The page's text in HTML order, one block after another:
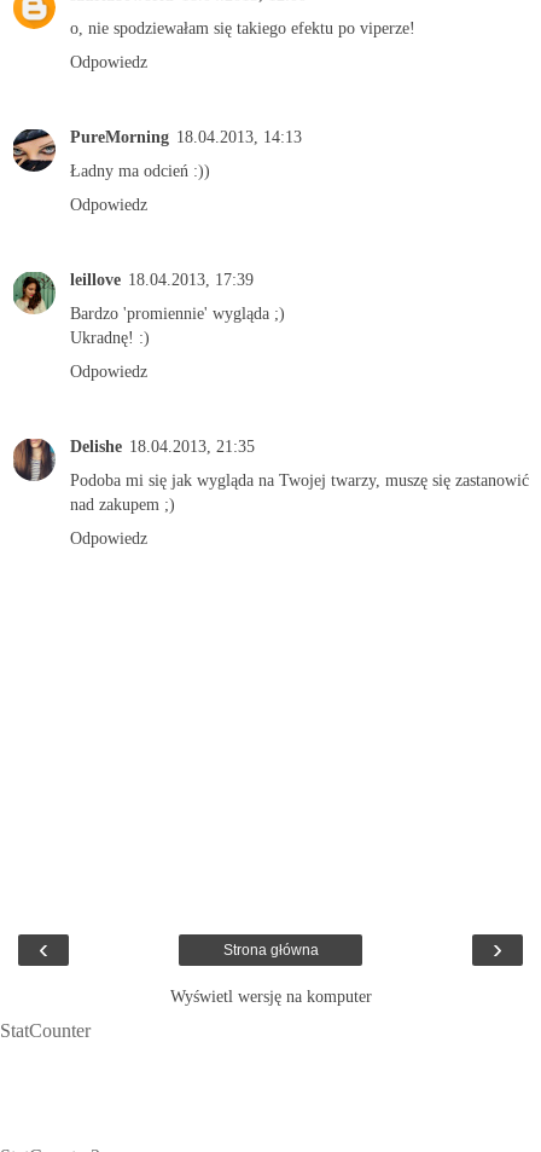
o, nie spodziewałam się takiego efektu po viperze!
Odpowiedz
PureMorning 18.04.2013, 14:13
Ładny ma odcień :))
Odpowiedz
leillove 18.04.2013, 17:39
Bardzo 'promiennie' wygląda ;)
Ukradnę! :)
Odpowiedz
Delishe 18.04.2013, 21:35
Podoba mi się jak wygląda na Twojej twarzy, muszę się zastanowić
nad zakupem ;)
Odpowiedz
‹ ›
Strona główna
Wyświetl wersję na komputer
StatCounter